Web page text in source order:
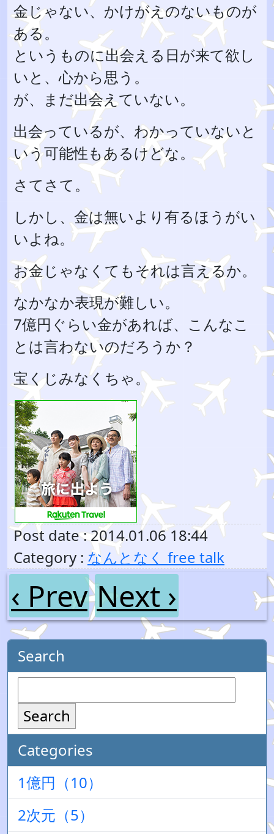
金じゃない、かけがえのないものが
ある。
というものに出会える日が来て欲し
いと、心から思う。
が、まだ出会えていない。
出会っているが、わかっていないと
いう可能性もあるけどな。
さてさて。
しかし、金は無いより有るほうがい
いよね。
お金じゃなくてもそれは言えるか。
なかなか表現が難しい。
7億円ぐらい金があれば、こんなこ
とは言わないのだろうか？
宝くじみなくちゃ。
Post date : 2014.01.06 18:44
Category : なんとなく free talk
‹ Prev Next ›
Search
Search
Categories
1億円（10）
2次元（5）